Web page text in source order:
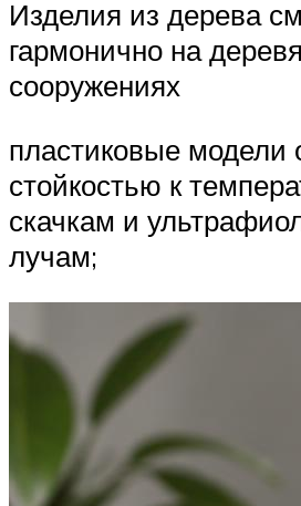
Изделия из дерева
гармонично на
сооружениях
пластиковые модели
стойкостью к
скачкам и
лучам;